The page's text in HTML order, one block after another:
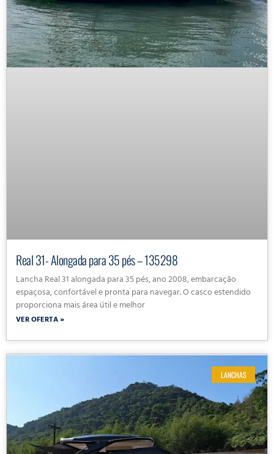
Real 31- Alongada para 35 pés – 135298
Lancha Real 31 alongada para 35 pés, ano 2008, embarcação
espaçosa, confortável e pronta para navegar. O casco estendido
proporciona mais área útil e melhor
VER OFERTA »
LANCHAS